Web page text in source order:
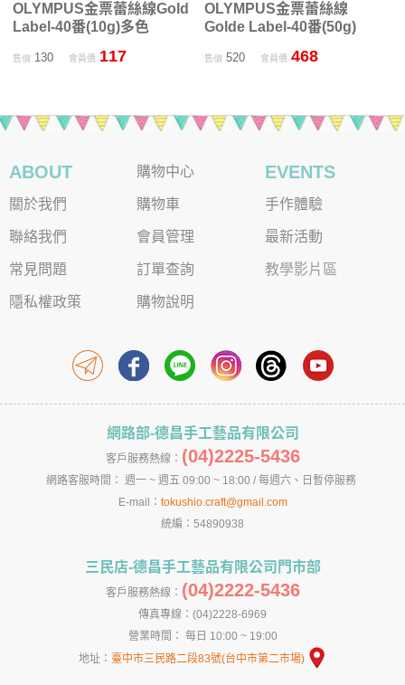
OLYMPUS金票蕾絲線Gold
Label-40番(10g)多色
售價130 會員價 117
OLYMPUS金票蕾絲線
Golde Label-40番(50g)
售價 520 會員價 468
ABOUT
關於我們
聯絡我們
常見問題
隱私權政策
購物中心
購物車
會員管理
訂單查詢
購物說明
EVENTS
手作體驗
最新活動
教學影片區
網路部-德昌手工藝品有限公司
客戶服務熱線： (04)2225-5436
網路客服時間： 週一 ~ 週五 09:00 ~ 18:00 / 每週六、日暫停服務
E-mail： tokushio.craft@gmail.com
統編：54890938
三民店-德昌手工藝品有限公司門市部
客戶服務熱線： (04)2222-5436
傳真專線：(04)2228-6969
營業時間： 每日 10:00 ~ 19:00
地址： 臺中市三民路二段83號(台中市第二市場)